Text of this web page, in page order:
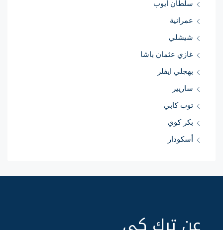
سلطان أيوب
عمرانية
شيشلي
غازي عثمان باشا
بهجلي ايفلر
ساريير
توب كابي
بكر كوي
أسكودار